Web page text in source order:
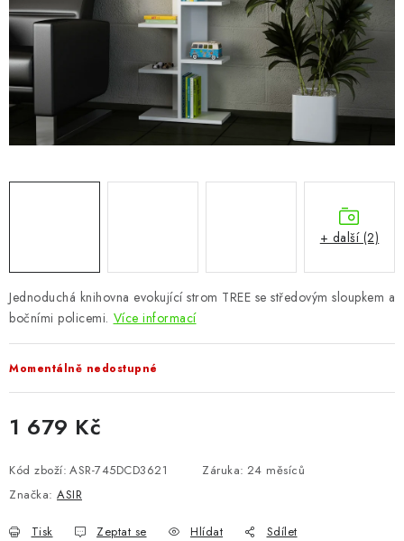
PŘEDSÍŇ
CHOVATELSKÉ POTŘEBY
DOPLŇKY A DEKORACE
VÝPRODEJ
Bonusový program NBM+
Jednoduchá knihovna evokující strom TREE se středovým sloupkem a
bočními policemi. Více informací
Momentálně nedostupné
1 679 Kč
Kód zboží: ASR-745DCD3621 Záruka: 24 měsíců
Značka: ASIR
Tisk Zeptat se Hlídat Sdílet
+ další (2)